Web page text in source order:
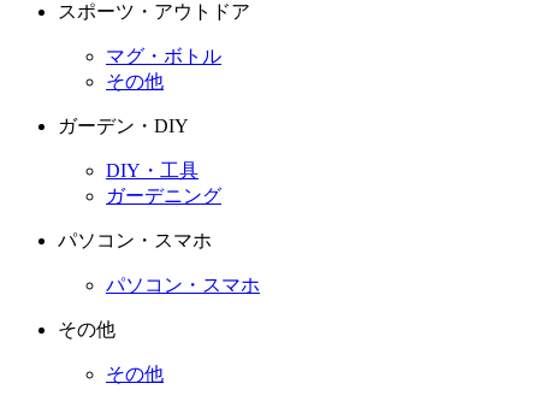
スポーツ・アウトドア
マグ・ボトル
その他
ガーデン・DIY
DIY・工具
ガーデニング
パソコン・スマホ
パソコン・スマホ
その他
その他